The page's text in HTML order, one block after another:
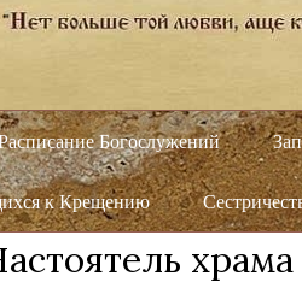
Богослужений
к Крещению